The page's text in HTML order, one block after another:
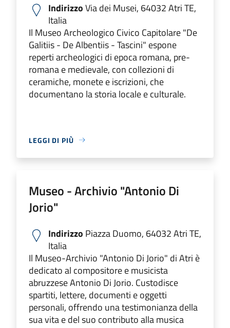
IndirizzoVia dei Musei, 64032 Atri TE,
Italia
Il Museo Archeologico Civico Capitolare "De
Galitiis - De Albentiis - Tascini" espone
reperti archeologici di epoca romana, pre-
romana e medievale, con collezioni di
ceramiche, monete e iscrizioni, che
documentano la storia locale e culturale.
LEGGI DI PIÙ
Museo - Archivio "Antonio Di
Jorio"
Indirizzo Piazza Duomo, 64032 Atri TE,
Italia
Il Museo-Archivio "Antonio Di Jorio" di Atri è
dedicato al compositore e musicista
abruzzese Antonio Di Jorio. Custodisce
spartiti, lettere, documenti e oggetti
personali, offrendo una testimonianza della
sua vita e del suo contributo alla musica